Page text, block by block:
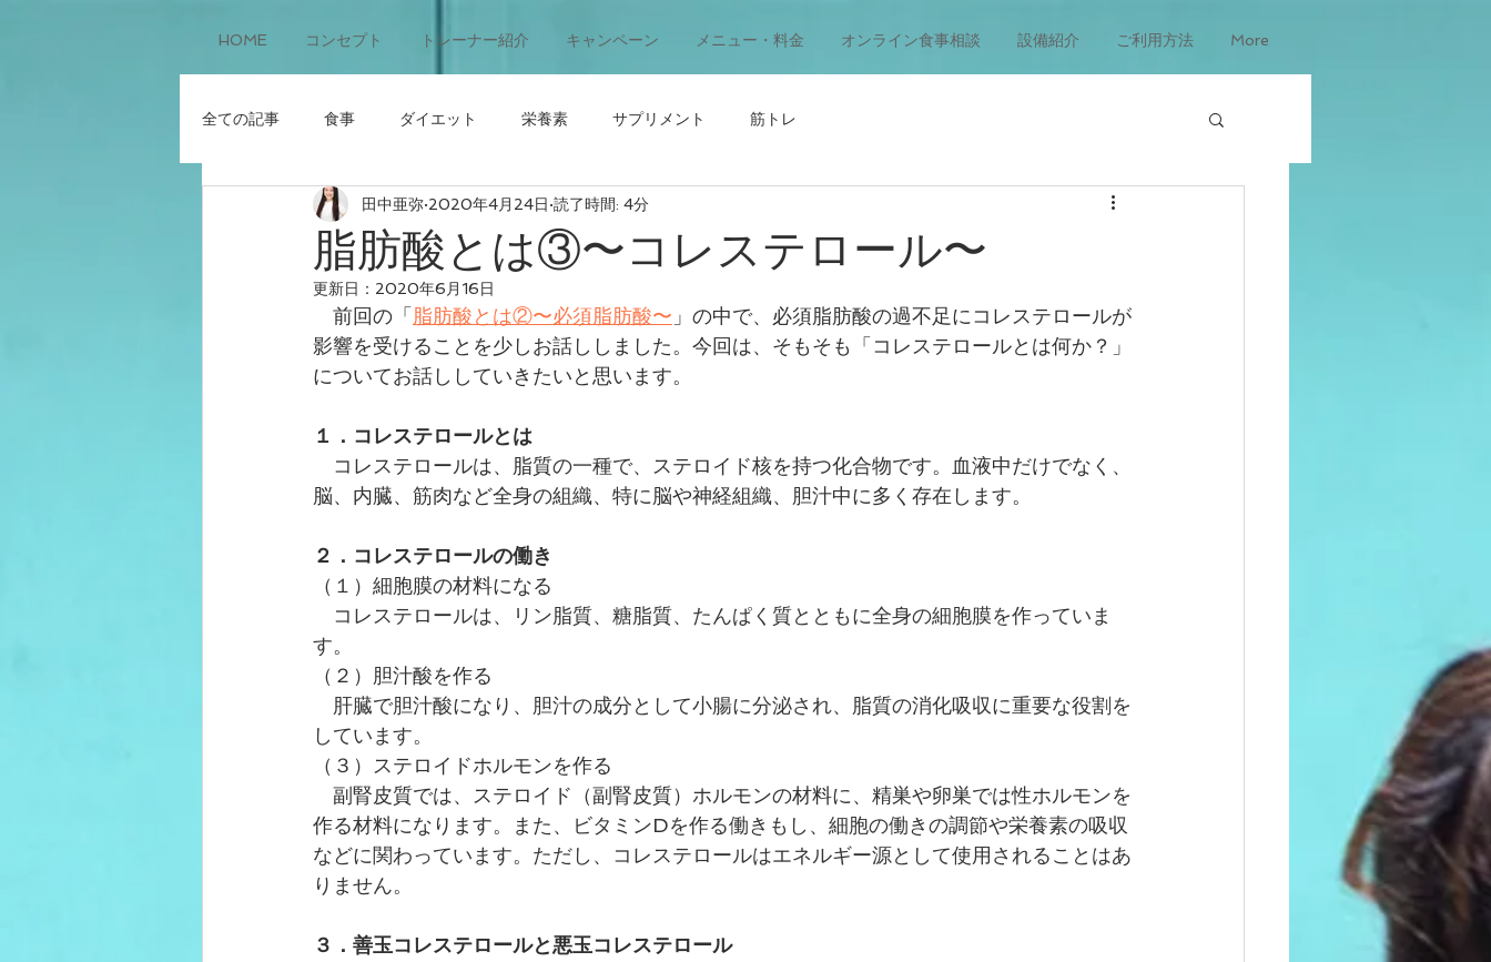
HOME コンセプト トレーナー紹介 キャンペーン メニュー・料金 オンライン食事相談 設備紹介 ご利用方法 More
全ての記事 食事 ダイエット 栄養素 サプリメント 筋トレ
脂肪酸とは③〜コレステロール〜
田中亜弥 2020年4月24日 読了時間: 4分
更新日： 2020年6月16日
前回の「 脂肪酸とは②〜必須脂肪酸〜 」の中で、必須脂肪酸の過不足にコレステロールが
影響を受けることを少しお話ししました。今回は、そもそも「コレステロールとは何か？」
についてお話ししていきたいと思います。
１．コレステロールとは
コレステロールは、 脂質の一種で、ステロイド核を持つ化合物です。血液中だけでなく、
脳、内臓、筋肉など全身の組織、特に脳や神経組織、胆汁中に多く存在します。
２．コレステロールの働き
（１）細胞膜の材料になる
コレステロールは、リン脂質、糖脂質、たんぱく質とともに全身の細胞膜を作っていま
す。
（２）胆汁酸を作る
肝臓で胆汁酸になり、胆汁の成分として小腸に分泌され、脂質の消化吸収に重要な役割を
しています。
（３）ステロイドホルモンを作る
副腎皮質では、ステロイド（副腎皮質）ホルモンの材料に、精巣や卵巣では性ホルモンを
作る材料になります。また、
ビタミンDを作る働きもし、細胞の働きの調節や栄養素の吸収
などに関わっています。ただし、コレステロールはエネルギー源として使用されることはあ
りません。
３．善玉コレステロールと悪玉コレステロール